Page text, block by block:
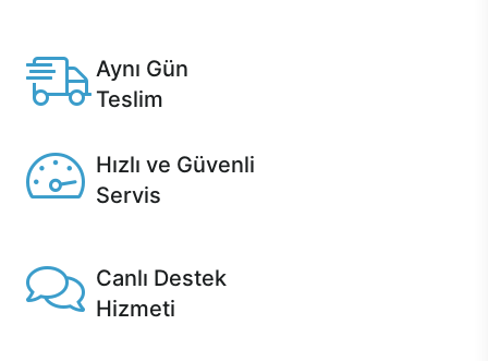
Aynı Gün
Teslim
Hızlı ve Güvenli
Servis
Canlı Destek
Hizmeti